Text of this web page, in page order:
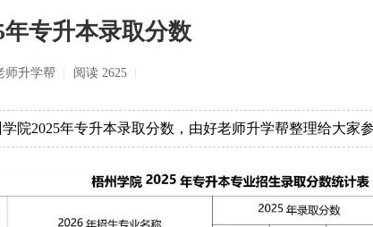
年专升本录取分数
师升学帮 阅读 2625
院2025年专升本录取分数，由好老师升学帮整理给大家参